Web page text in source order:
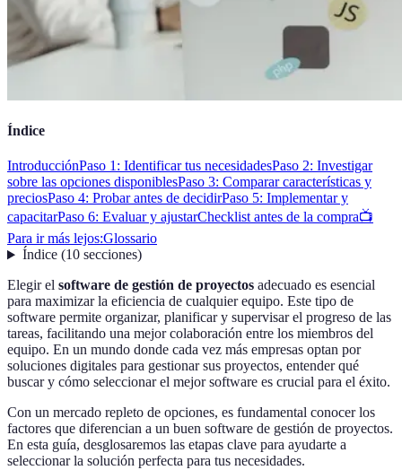
Índice
IntroducciónPaso 1: Identificar tus necesidadesPaso 2: Investigar
sobre las opciones disponiblesPaso 3: Comparar características y
preciosPaso 4: Probar antes de decidirPaso 5: Implementar y
capacitarPaso 6: Evaluar y ajustarChecklist antes de la compra📺
Para ir más lejos:Glossario
Índice(10 secciones)
Elegir el software de gestión de proyectos adecuado es esencial
para maximizar la eficiencia de cualquier equipo. Este tipo de
software permite organizar, planificar y supervisar el progreso de las
tareas, facilitando una mejor colaboración entre los miembros del
equipo. En un mundo donde cada vez más empresas optan por
soluciones digitales para gestionar sus proyectos, entender qué
buscar y cómo seleccionar el mejor software es crucial para el éxito.
Con un mercado repleto de opciones, es fundamental conocer los
factores que diferencian a un buen software de gestión de proyectos.
En esta guía, desglosaremos las etapas clave para ayudarte a
seleccionar la solución perfecta para tus necesidades.